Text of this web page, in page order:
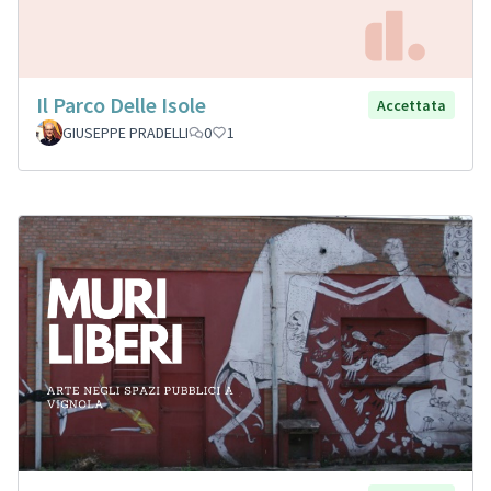
Il Parco Delle Isole
Accettata
GIUSEPPE PRADELLI
0 1